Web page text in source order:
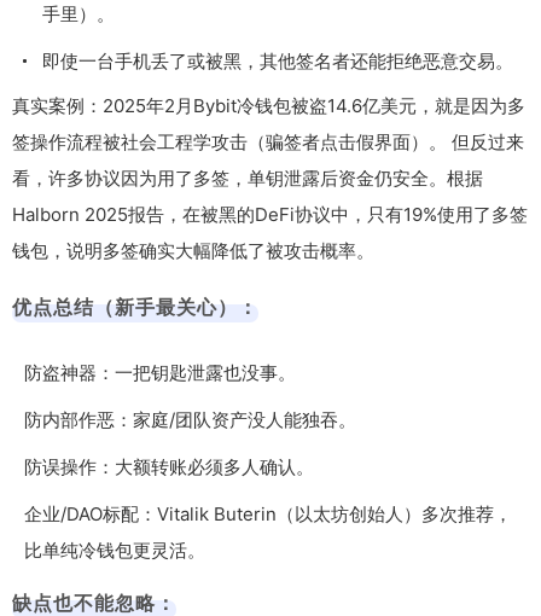
手里）。
即使一台手机丢了或被黑，其他签名者还能拒绝恶意交易。
真实案例：2025年2月Bybit冷钱包被盗14.6亿美元，就是因为多
签操作流程被社会工程学攻击（骗签者点击假界面）。 但反过来
看，许多协议因为用了多签，单钥泄露后资金仍安全。根据
Halborn 2025报告，在被黑的DeFi协议中，只有19%使用了多签
钱包，说明多签确实大幅降低了被攻击概率。
优点总结（新手最关心）：
防盗神器：一把钥匙泄露也没事。
防内部作恶：家庭/团队资产没人能独吞。
防误操作：大额转账必须多人确认。
企业/DAO标配：Vitalik Buterin（以太坊创始人）多次推荐，
比单纯冷钱包更灵活。
缺点也不能忽略：